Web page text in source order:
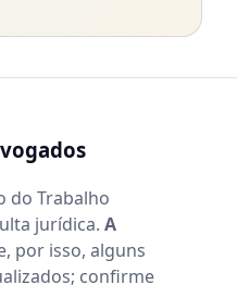
do Trabalho
jurídica. A
por isso, alguns
confirme